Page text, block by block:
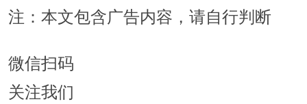
注：本文包含广告内容，请自行判断
微信扫码
关注我们